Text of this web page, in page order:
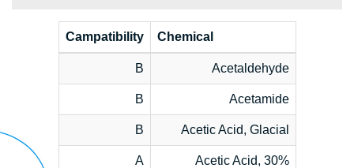
Chemical
Campatibility
Acetaldehyde
B
Acetamide
B
Acetic Acid, Glacial
B
Acetic Acid, 30%
A